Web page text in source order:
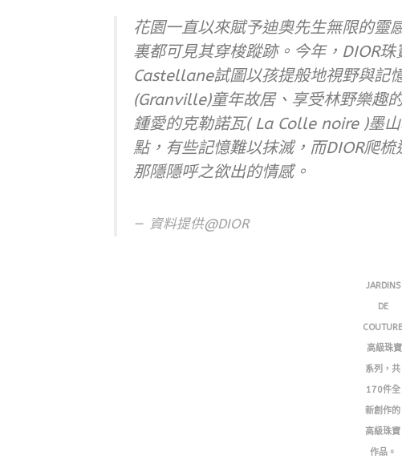
花園一直以來賦予迪奧先生無限的靈
裏都可見其穿梭蹤跡。今年，DIOR
Castellane試圖以孩提般地視野與記
(Granville)童年故居、享受林野樂
鍾愛的克勒諾瓦( La Colle noire )墨
點，有些記憶難以抹滅，而DIOR爬
那隱隱呼之欲出的情感。
資料提供@DIOR
JARDINS
DE
COUTURE
高級珠寶
系列，共
170件全
新創作的
高級珠寶
作品。